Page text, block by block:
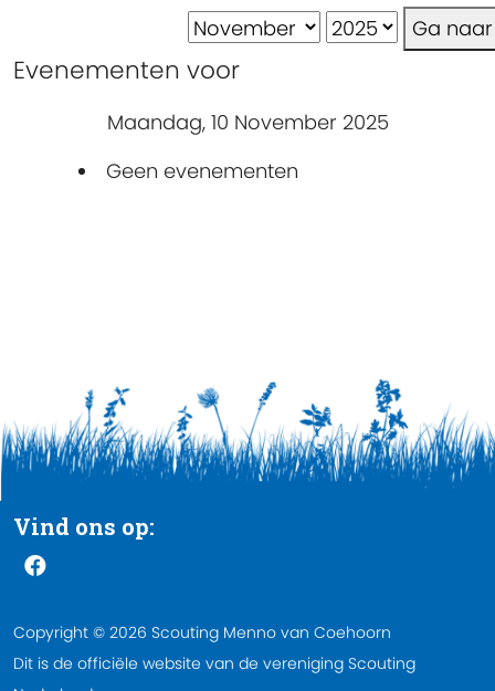
Ga
Evenementen voor
Maandag, 10 November 2025
Geen evenementen
Vind ons op:
Copyright © 2026 Scouting Menno van Coehoorn
Dit is de officiële website van de vereniging Scouting